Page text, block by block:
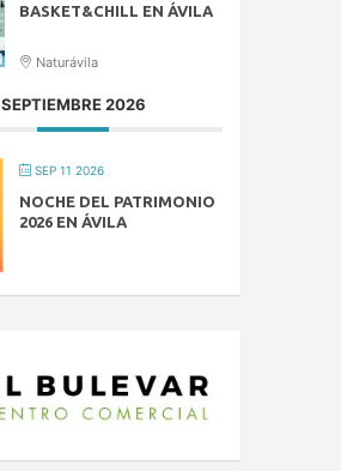
BASKET&CHILL EN ÁVILA
Naturávila
SEPTIEMBRE 2026
SEP 11 2026
NOCHE DEL PATRIMONIO
2026 EN ÁVILA